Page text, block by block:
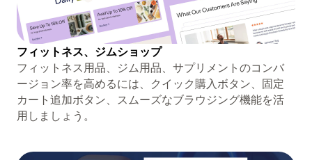
フィットネス、ジムショップ
フィットネス用品、ジム用品、サプリメントのコンバ
ージョン率を高めるには、クイック購入ボタン、固定
カート追加ボタン、スムーズなブラウジング機能を活
用しましょう。